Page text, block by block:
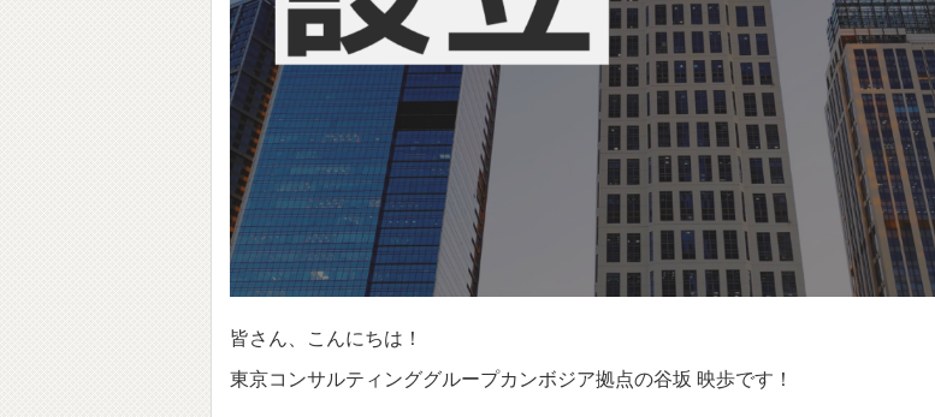
皆さん、こんにちは！
東京コンサルティンググループカンボジア拠点の谷坂 映歩です！